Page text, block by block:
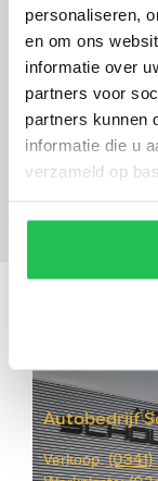
personaliseren,
en om ons
informatie over
partners voor
partners kunnen
informatie die u
verzameld op
Bijtelling
Energielabel
Vermogen
Vermogen
Actieradius
Autobedrijf
Verkoop: